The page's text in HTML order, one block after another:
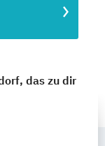
das zu dir